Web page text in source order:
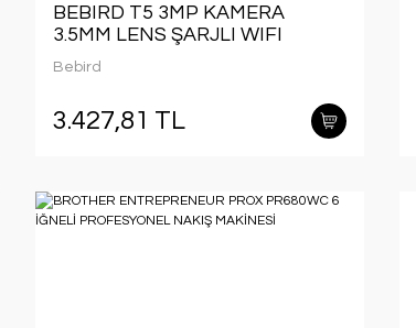
BEBIRD T5 3MP KAMERA
3.5MM LENS ŞARJLI WIFI
GÖRÜNTÜLÜ KULAK
TEMİZLEYİCİ SİYAH RENK
Bebird
3.427,81 TL